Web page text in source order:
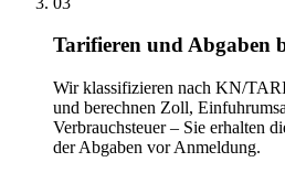
Tarifieren und Abgaben
Wir klassifizieren nach KN/
und berechnen Zoll,
Verbrauchsteuer – Sie erhalten
der Abgaben vor Anmeldung.